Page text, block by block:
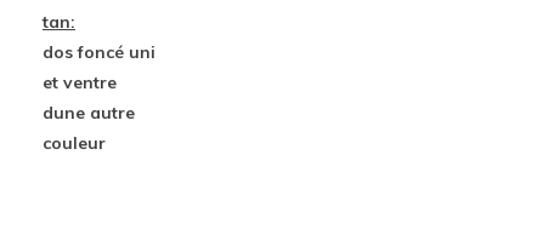
tan:
dos foncé uni
et ventre
dune autre
couleur